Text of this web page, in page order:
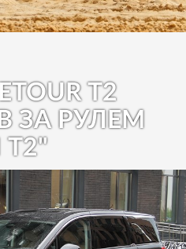
T2
ЗА РУЛЕМ
T2"